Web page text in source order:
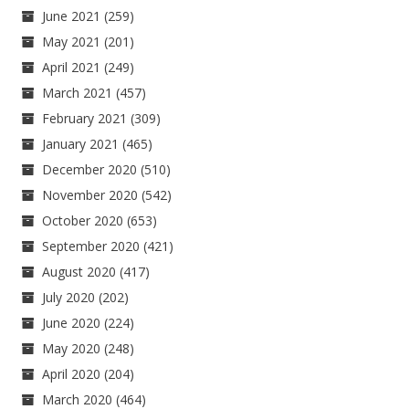
June 2021 (259)
May 2021 (201)
April 2021 (249)
March 2021 (457)
February 2021 (309)
January 2021 (465)
December 2020 (510)
November 2020 (542)
October 2020 (653)
September 2020 (421)
August 2020 (417)
July 2020 (202)
June 2020 (224)
May 2020 (248)
April 2020 (204)
March 2020 (464)